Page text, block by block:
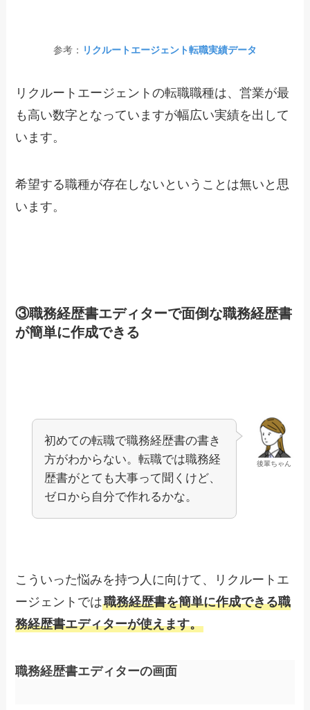
参考： リクルートエージェント転職実績データ
リクルートエージェントの転職職種は、営業が最
も高い数字となっていますが幅広い実績を出して
います。
希望する職種が存在しないということは無いと思
います。
③職務経歴書エディターで面倒な職務経歴書
が簡単に作成できる
後輩ちゃん
初めての転職で職務経歴書の書き
方がわからない。転職では職務経
歴書がとても大事って聞くけど、
ゼロから自分で作れるかな。
こういった悩みを持つ人に向けて、リクルートエ
ージェントでは職務経歴書を簡単に作成できる職
務経歴書エディターが使えます。
職務経歴書エディターの画面